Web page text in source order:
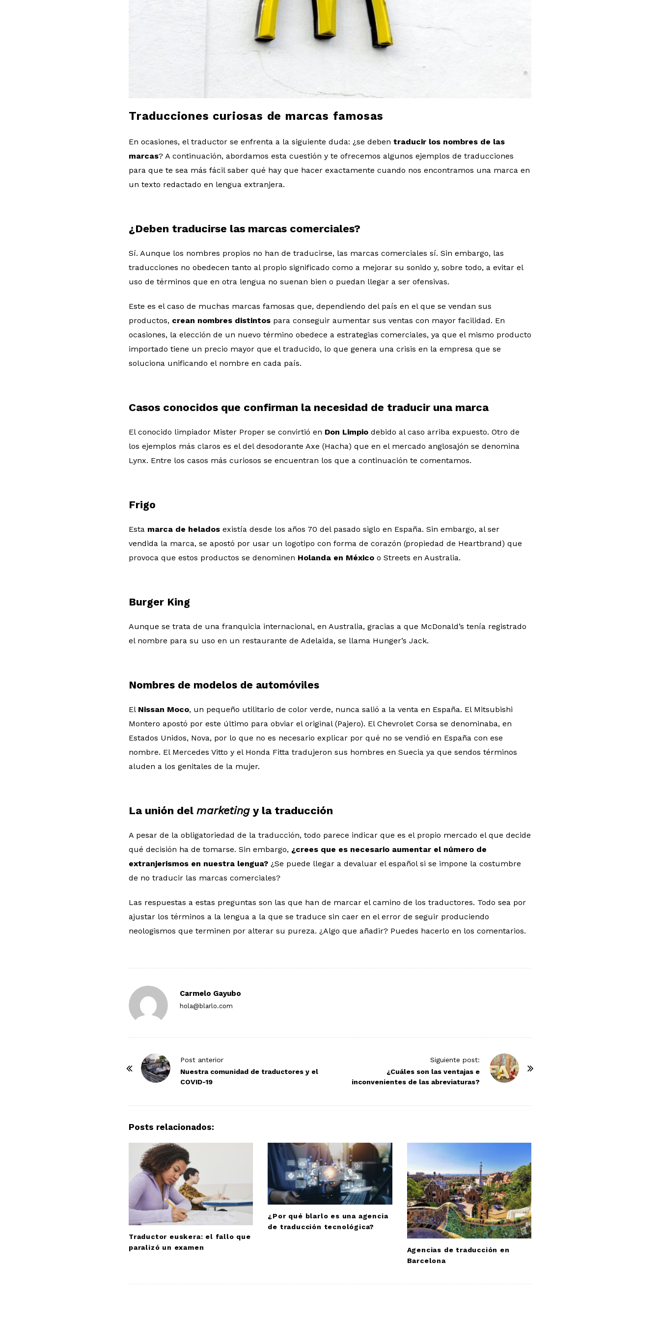
l
Traducciones curiosas de marcas famosas
En ocasiones, el traductor se enfrenta a la siguiente duda: ¿se deben traducir los nombres de las
marcas? A continuación, abordamos esta cuestión y te ofrecemos algunos ejemplos de traducciones
para que te sea más fácil saber qué hay que hacer exactamente cuando nos encontramos una marca en
un texto redactado en lengua extranjera.
¿Deben traducirse las marcas comerciales?
Sí. Aunque los nombres propios no han de traducirse, las marcas comerciales sí. Sin embargo, las
traducciones no obedecen tanto al propio significado como a mejorar su sonido y, sobre todo, a evitar el
uso de términos que en otra lengua no suenan bien o puedan llegar a ser ofensivas.
Este es el caso de muchas marcas famosas que, dependiendo del país en el que se vendan sus
productos, crean nombres distintos para conseguir aumentar sus ventas con mayor facilidad. En
ocasiones, la elección de un nuevo término obedece a estrategias comerciales, ya que el mismo producto
importado tiene un precio mayor que el traducido, lo que genera una crisis en la empresa que se
soluciona unificando el nombre en cada país.
Casos conocidos que confirman la necesidad de traducir una marca
El conocido limpiador Mister Proper se convirtió en Don Limpio debido al caso arriba expuesto. Otro de
los ejemplos más claros es el del desodorante Axe (Hacha) que en el mercado anglosajón se denomina
Lynx. Entre los casos más curiosos se encuentran los que a continuación te comentamos.
Frigo
Esta marca de helados existía desde los años 70 del pasado siglo en España. Sin embargo, al ser
vendida la marca, se apostó por usar un logotipo con forma de corazón (propiedad de Heartbrand) que
provoca que estos productos se denominen Holanda en México o Streets en Australia.
Burger King
Aunque se trata de una franquicia internacional, en Australia, gracias a que McDonald’s tenía registrado
el nombre para su uso en un restaurante de Adelaida, se llama Hunger’s Jack.
Nombres de modelos de automóviles
El Nissan Moco, un pequeño utilitario de color verde, nunca salió a la venta en España. El Mitsubishi
Montero apostó por este último para obviar el original (Pajero). El Chevrolet Corsa se denominaba, en
Estados Unidos, Nova, por lo que no es necesario explicar por qué no se vendió en España con ese
nombre. El Mercedes Vitto y el Honda Fitta tradujeron sus hombres en Suecia ya que sendos términos
aluden a los genitales de la mujer.
La unión del marketing y la traducción
A pesar de la obligatoriedad de la traducción, todo parece indicar que es el propio mercado el que decide
qué decisión ha de tomarse. Sin embargo, ¿crees que es necesario aumentar el número de
extranjerismos en nuestra lengua? ¿Se puede llegar a devaluar el español si se impone la costumbre
de no traducir las marcas comerciales?
Las respuestas a estas preguntas son las que han de marcar el camino de los traductores. Todo sea por
ajustar los términos a la lengua a la que se traduce sin caer en el error de seguir produciendo
neologismos que terminen por alterar su pureza. ¿Algo que añadir? Puedes hacerlo en los comentarios.
Carmelo Gayubo
hola@blarlo.com
Post anterior
Nuestra comunidad de traductores y el
COVID-19
Siguiente post:
¿Cuáles son las ventajas e
inconvenientes de las abreviaturas?
Posts relacionados:
Traductor euskera: el fallo que
paralizó un examen
¿Por qué blarlo es una agencia
de traducción tecnológica?
Agencias de traducción en
Barcelona